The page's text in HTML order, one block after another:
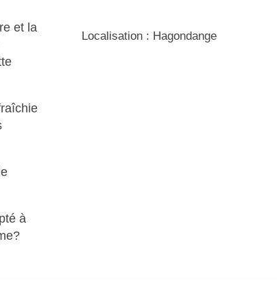
et la
à
Localisation : Hagondange